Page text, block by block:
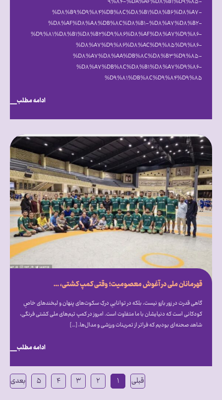
%D۸%B۹%D۹%۸۴%DB%۸C%D۸%B۱%D۸%B۶%D۸%A۷-
%D۸%AF%D۸%A۸%DB%۸C%D۸%B۱-%D۸%A۷%D۸%B۲-
%D۹%۸۱%D۸%B۱%D۸%B۲%D۹%۸۶%D۸%AF%D۸%A۷%D۹%۸۶-
%D۸%A۷%D۹%۸۶%D۸%AC%D۹%۸۵%D۹%۸۶-
%D۸%A۷%D۸%AA%DB%۸C%D۸%B۳%D۹%۸۵-
%D۸%A۷%DB%۸C%D۸%B۱%D۸%A۷%D۹%۸۶-
%D۹%۸۱%DB%۸C%D۹%۸۴%D۹%۸۵
ادامه مطلب
قهرمانان ملی در آغوش معصومیت؛ وقتی کمپ کشتی، میزبان دنیای متفاوت اتیسم شد
گاهی قدرت در زور بازو نیست، بلکه در تواناییِ درکِ سکوت‌های پنهان و لبخندهای خاصِ
کودکانی است که دنیایشان با ما متفاوت است. امروز در کمپ تیم‌های ملی کشتی فرنگی،
شاهد صحنه‌ای بودیم که فراتر از تمرینات ورزشی و مدال‌ها، […]
ادامه مطلب
قبلی ۱ ۲ ۳ ۴ ۵ بعدی